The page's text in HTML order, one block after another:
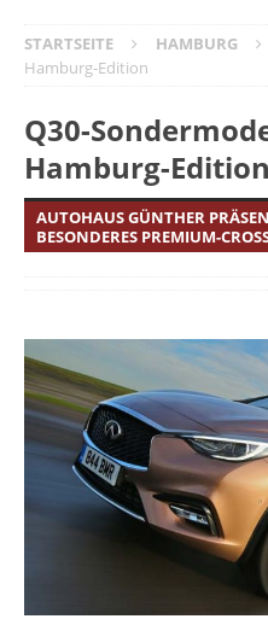
STARTSEITE HAMBURG
Hamburg-Edition
Q30-
Hamburg-Edition
AUTOHAUS GÜNTHER
BESONDERES PREMIUM-